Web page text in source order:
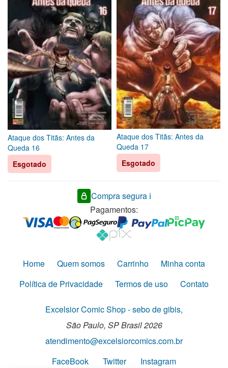
Ataque dos Titãs: Antes da
Queda 16
Esgotado
Ataque dos Titãs: Antes da
Queda 17
Esgotado
Compra segura ℹ️
Pagamentos:
Home Quem somos Carrinho
Minha conta
Política de Privacidade
Termos de uso Contato
Excelsior Comic Shop - sebo de gibis,
São Paulo, SPBrasil2026
atendimento@excelsiorcomics.com.br
FaceBook
Twitter Instagram